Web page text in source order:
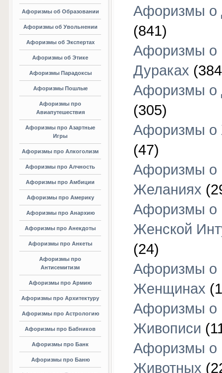
Афоризмы об Образовании
Афоризмы об Увольнении
Афоризмы об Экспертах
Афоризмы об Этике
Афоризмы Парадоксы
Афоризмы Пошлые
Афоризмы про
Авиапутешествия
Афоризмы про Азартные
Игры
Афоризмы про Алкоголизм
Афоризмы про Алчность
Афоризмы про Амбиции
Афоризмы про Америку
Афоризмы про Анархию
Афоризмы про Анекдоты
Афоризмы про Анкеты
Афоризмы про
Антисемитизм
Афоризмы про Армию
Афоризмы про Архитектуру
Афоризмы про Астрологию
Афоризмы про Бабников
Афоризмы про Банк
Афоризмы про Баню
Афоризмы о
(841)
Афоризмы о
Дураках
Афоризмы о
(305)
Афоризмы
(47)
Афоризмы о
Желаниях
Афоризмы о
Женской
(24)
Афоризмы о
Женщинах
Афоризмы о
Живописи
Афоризмы о
Животных